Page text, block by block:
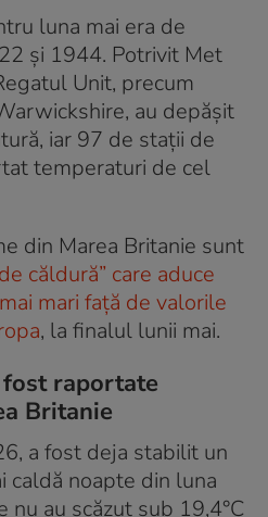
luna mai era de
și 1944. Potrivit Met
Unit, precum
au depășit
iar 97 de stații de
temperaturi de cel
din Marea Britanie sunt
căldură” care aduce
mari față de valorile
, la finalul lunii mai.
raportate
Britanie
a fost deja stabilit un
caldă noapte din luna
nu au scăzut sub 19,4°C